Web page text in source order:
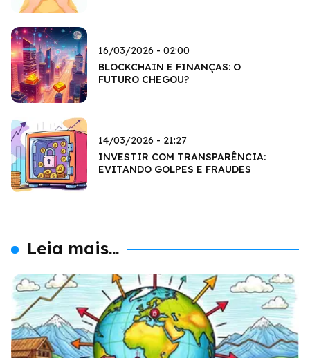
16/03/2026 - 02:00
BLOCKCHAIN E FINANÇAS: O
FUTURO CHEGOU?
14/03/2026 - 21:27
INVESTIR COM TRANSPARÊNCIA:
EVITANDO GOLPES E FRAUDES
Leia mais...